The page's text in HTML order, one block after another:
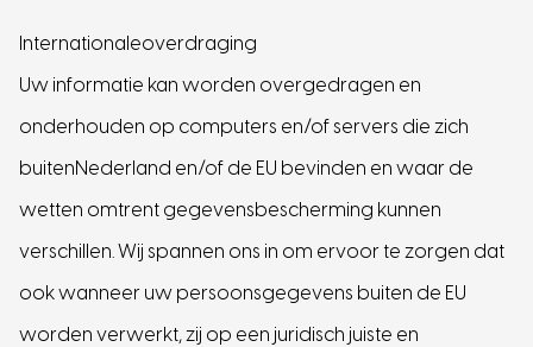
Internationaleoverdraging
Uw informatie kan worden overgedragen en
onderhouden op computers en/of servers die zich
buitenNederland en/of de EU bevinden en waar de
wetten omtrent gegevensbescherming kunnen
verschillen. Wij spannen ons in om ervoor te zorgen dat
ook wanneer uw persoonsgegevens buiten de EU
worden verwerkt, zij op een juridisch juiste en
Binnen 24 uur reactie